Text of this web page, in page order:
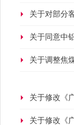
关于对部分
关于同意中
关于调整焦
关于修改《
关于修改《